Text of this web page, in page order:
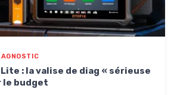
Lite : la valise de diag « sérieuse
le budget